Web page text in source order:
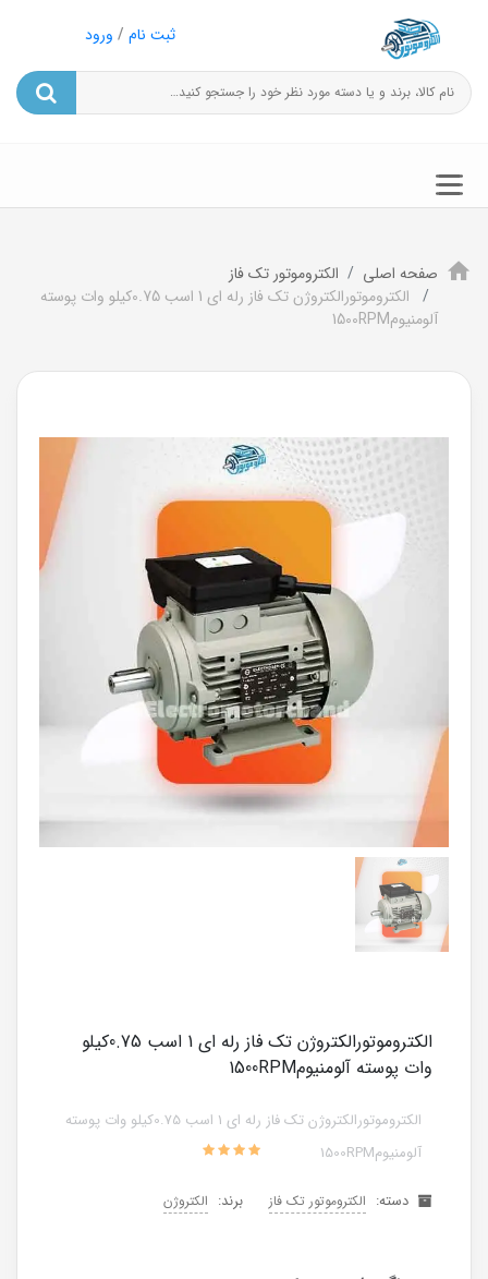
ثبت نام / ورود
صفحه اصلی
الکتروموتور تک فاز
الکتروموتورالکتروژن تک فاز رله ای 1 اسب 0.75کیلو وات پوسته
آلومنیوم1500RPM
الکتروموتورالکتروژن تک فاز رله ای 1 اسب 0.75کیلو
وات پوسته آلومنیوم1500RPM
الکتروموتورالکتروژن تک فاز رله ای 1 اسب 0.75کیلو وات پوسته
آلومنیوم1500RPM
دسته: الکتروموتور تک فاز برند: الکتروژن